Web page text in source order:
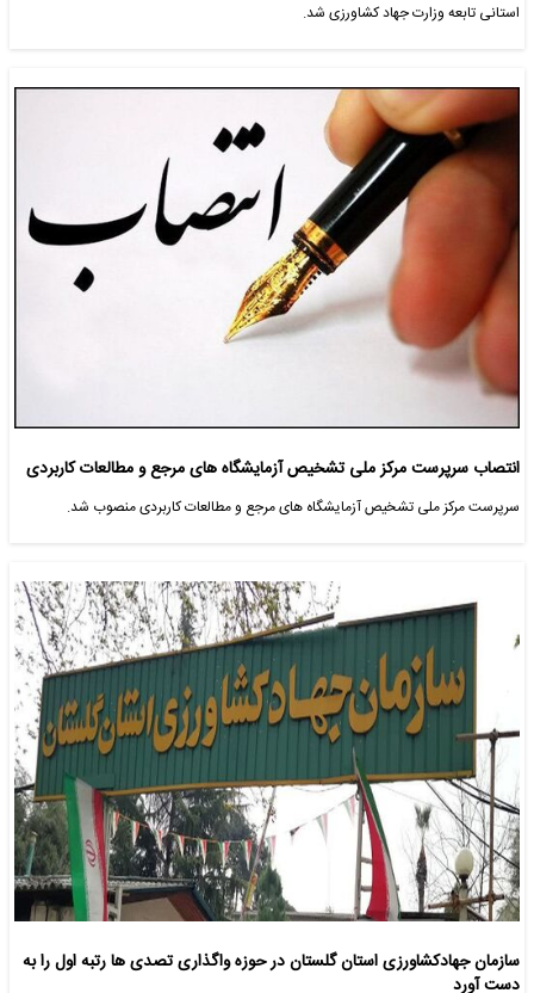
استانی تابعه وزارت جهاد کشاورزی شد.
انتصاب سرپرست مرکز ملی تشخیص آزمایشگاه های مرجع و مطالعات کاربردی
سرپرست مرکز ملی تشخیص آزمایشگاه های مرجع و مطالعات کاربردی منصوب شد.
سازمان جهادکشاورزی استان گلستان در حوزه واگذاری تصدی ها رتبه اول را به
دست آورد